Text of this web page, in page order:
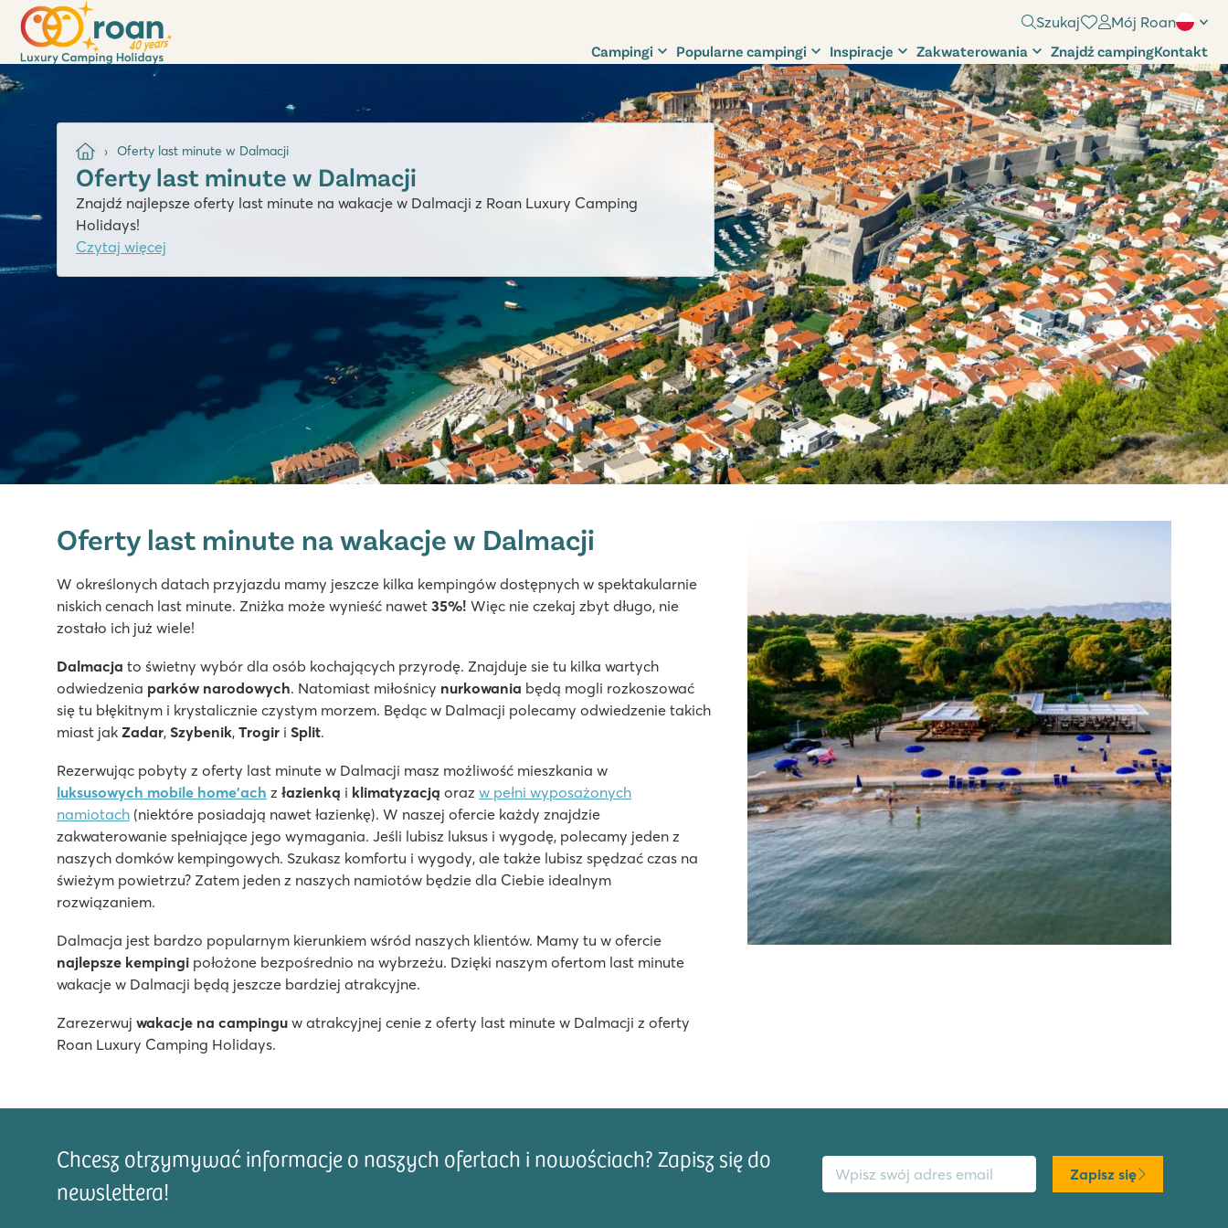
Szukaj Mój Roan
Campingi Popularne campingi Inspiracje Zakwaterowania Znajdź campingKontakt
Oferty last minute w Dalmacji
Oferty last minute w Dalmacji
Znajdź najlepsze oferty last minute na wakacje w Dalmacji z Roan Luxury Camping
Holidays!
Czytaj więcej
Chorwacja - Chorwackie Wybrzeże - Dalmacja - Zadar
Dwa baseny, mnóstwo zabawy na zjeżdżalniach
Tętniące życiem centrum campingu z restauracjami i sklepami
W odległości spaceru od malowniczej miejscowości Nin
Amadria Park Camping Trogir
Amadria Park Camping Trogir
Chorwacja - Chorwackie Wybrzeże - Dalmacja - Trogir
Basen z widokiem na błękitne morze
Wiele atrakcji i bogaty program animacyjny
Tylko 10 minut drogi do historycznego miasta Trogir
Chorwacja - Chorwackie Wybrzeże - Dalmacja - Donji Karin
Idealne miejsce na spokojne, relaksujące wakacje
Nowy basen z brodzikiem dla dzieci
Oferty last minute na wakacje w Dalmacji
W określonych datach przyjazdu mamy jeszcze kilka kempingów dostępnych w spektakularnie
niskich cenach last minute. Zniżka może wynieść nawet 35%! Więc nie czekaj zbyt długo, nie
zostało ich już wiele!
Dalmacja to świetny wybór dla osób kochających przyrodę. Znajduje sie tu kilka wartych
odwiedzenia parków narodowych. Natomiast miłośnicy nurkowania będą mogli rozkoszować
się tu błękitnym i krystalicznie czystym morzem. Będąc w Dalmacji polecamy odwiedzenie takich
miast jak Zadar, Szybenik, Trogir i Split.
Rezerwując pobyty z oferty last minute w Dalmacji masz możliwość mieszkania w
luksusowych mobile home’ach z łazienką i klimatyzacją oraz w pełni wyposażonych
namiotach (niektóre posiadają nawet łazienkę). W naszej ofercie każdy znajdzie
zakwaterowanie spełniające jego wymagania. Jeśli lubisz luksus i wygodę, polecamy jeden z
naszych domków kempingowych. Szukasz komfortu i wygody, ale także lubisz spędzać czas na
świeżym powietrzu? Zatem jeden z naszych namiotów będzie dla Ciebie idealnym
rozwiązaniem.
Dalmacja jest bardzo popularnym kierunkiem wśród naszych klientów. Mamy tu w ofercie
najlepsze kempingi położone bezpośrednio na wybrzeżu. Dzięki naszym ofertom last minute
wakacje w Dalmacji będą jeszcze bardziej atrakcyjne.
Zarezerwuj wakacje na campingu w atrakcyjnej cenie z oferty last minute w Dalmacji z oferty
Roan Luxury Camping Holidays.
Chcesz otrzymywać informacje o naszych ofertach i nowościach? Zapisz się do
newslettera!
Adres email
Zapisz się